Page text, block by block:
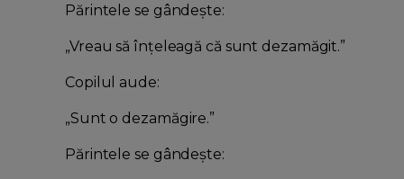
Părintele se gândește:
„Vreau să înțeleagă că sunt dezamăgit.”
Copilul aude:
„Sunt o dezamăgire.”
Părintele se gândește: